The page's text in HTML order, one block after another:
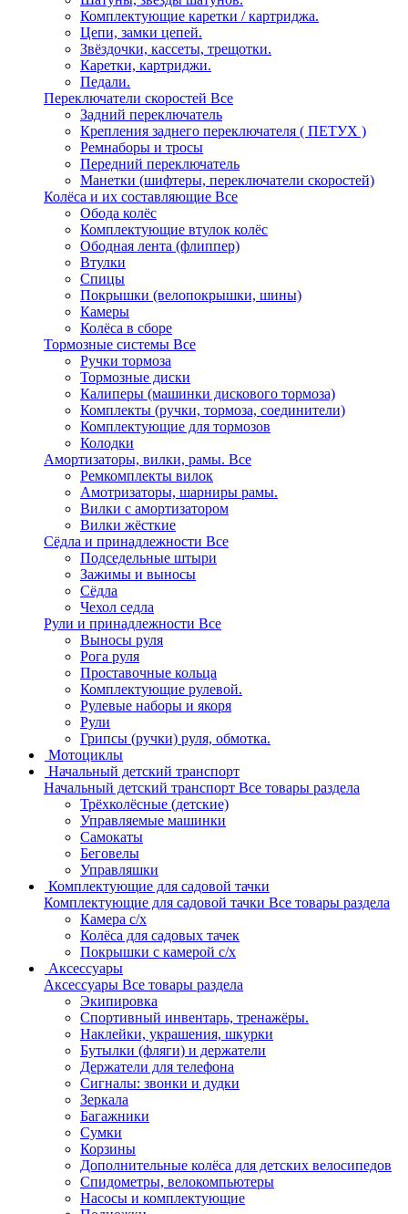
Комплектующие каретки / картриджа.
Цепи, замки цепей.
Звёздочки, кассеты, трещотки.
Каретки, картриджи.
Педали.
Переключатели скоростей Все
Задний переключатель
Крепления заднего переключателя ( ПЕТУХ )
Ремнаборы и тросы
Передний переключатель
Манетки (шифтеры, переключатели скоростей)
Колёса и их составляющие Все
Обода колёс
Комплектующие втулок колёс
Ободная лента (флиппер)
Втулки
Спицы
Покрышки (велопокрышки, шины)
Камеры
Колёса в сборе
Тормозные системы Все
Ручки тормоза
Тормозные диски
Калиперы (машинки дискового тормоза)
Комплекты (ручки, тормоза, соединители)
Комплектующие для тормозов
Колодки
Амортизаторы, вилки, рамы. Все
Ремкомплекты вилок
Амотризаторы, шарниры рамы.
Вилки с амортизатором
Вилки жёсткие
Сёдла и принадлежности Все
Подседельные штыри
Зажимы и выносы
Сёдла
Чехол седла
Рули и принадлежности Все
Выносы руля
Рога руля
Проставочные кольца
Комплектующие рулевой.
Рулевые наборы и якоря
Рули
Грипсы (ручки) руля, обмотка.
Мотоциклы
Начальный детский транспорт
Начальный детский транспорт Все товары раздела
Трёхколёсные (детские)
Управляемые машинки
Самокаты
Беговелы
Управляшки
Комплектующие для садовой тачки
Комплектующие для садовой тачки Все товары раздела
Камера с/х
Колёса для садовых тачек
Покрышки с камерой с/х
Аксессуары
Аксессуары Все товары раздела
Экипировка
Спортивный инвентарь, тренажёры.
Наклейки, украшения, шкурки
Бутылки (фляги) и держатели
Держатели для телефона
Сигналы: звонки и дудки
Зеркала
Багажники
Сумки
Корзины
Дополнительные колёса для детских велосипедов
Спидометры, велокомпьютеры
Насосы и комплектующие